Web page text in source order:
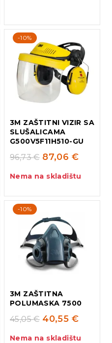
-10%
3M ZAŠTITNI VIZIR SA
SLUŠALICAMA
G500V5F11H510-GU
96,73€ 87,06 €
Nema na skladištu
-10%
3M ZAŠTITNA
POLUMASKA 7500
45,05€ 40,55 €
Nema na skladištu